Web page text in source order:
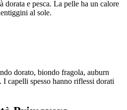
dorata e pesca. La pelle ha un calore
al sole.
dorato, biondo fragola, auburn
I capelli spesso hanno riflessi dorati